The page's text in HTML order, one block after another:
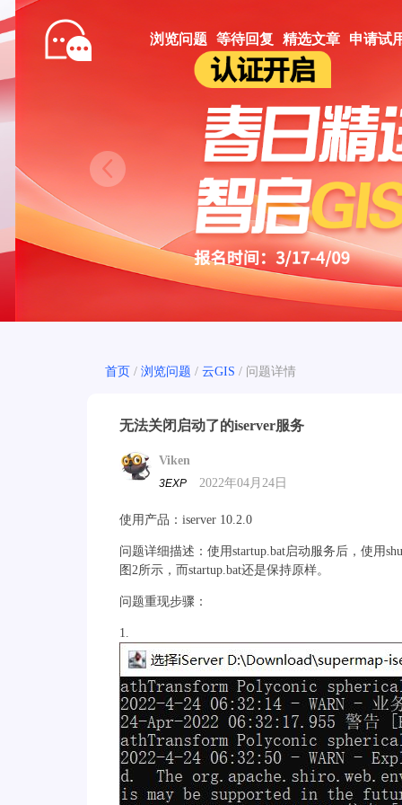
Prev
浏览问题 等待回复 精选文章 申请试
首页 / 浏览问题 / 云GIS / 问题详情
无法关闭启动了的iserver服务
Viken
3EXP 2022年04月24日
使用产品：iserver 10.2.0
问题详细描述：使用startup.bat启动服务后，使用
图2所示，而startup.bat还是保持原样。
问题重现步骤：
1.